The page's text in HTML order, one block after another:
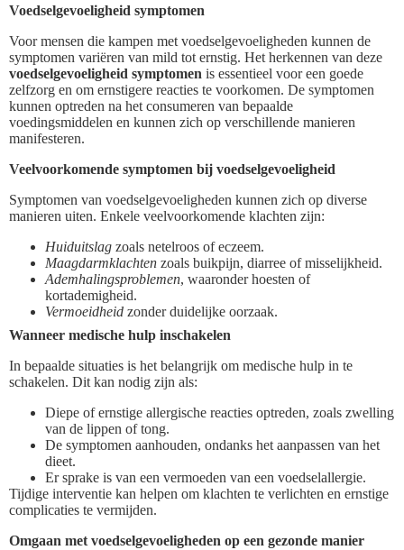
Voedselgevoeligheid symptomen
Voor mensen die kampen met voedselgevoeligheden kunnen de
symptomen variëren van mild tot ernstig. Het herkennen van deze
voedselgevoeligheid symptomen is essentieel voor een goede
zelfzorg en om ernstigere reacties te voorkomen. De symptomen
kunnen optreden na het consumeren van bepaalde
voedingsmiddelen en kunnen zich op verschillende manieren
manifesteren.
Veelvoorkomende symptomen bij voedselgevoeligheid
Symptomen van voedselgevoeligheden kunnen zich op diverse
manieren uiten. Enkele veelvoorkomende klachten zijn:
Huiduitslag zoals netelroos of eczeem.
Maagdarmklachten zoals buikpijn, diarree of misselijkheid.
Ademhalingsproblemen, waaronder hoesten of
kortademigheid.
Vermoeidheid zonder duidelijke oorzaak.
Wanneer medische hulp inschakelen
In bepaalde situaties is het belangrijk om medische hulp in te
schakelen. Dit kan nodig zijn als:
Diepe of ernstige allergische reacties optreden, zoals zwelling
van de lippen of tong.
De symptomen aanhouden, ondanks het aanpassen van het
dieet.
Er sprake is van een vermoeden van een voedselallergie.
Tijdige interventie kan helpen om klachten te verlichten en ernstige
complicaties te vermijden.
Omgaan met voedselgevoeligheden op een gezonde manier